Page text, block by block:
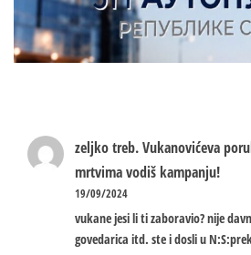
zeljko treb.Vukanovićeva
mrtvima vodiš kampanju!
19/09/2024
vukane jesi li ti zaboravio? nije
govedarica itd. ste i dosli u